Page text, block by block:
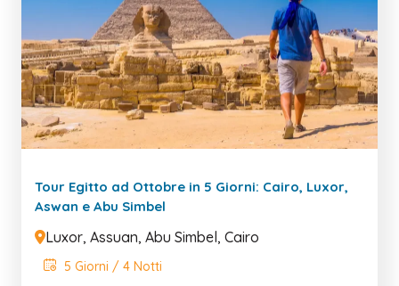
Tour Egitto ad Ottobre in 5 Giorni: Cairo, Luxor,
Aswan e Abu Simbel
Luxor, Assuan, Abu Simbel, Cairo
5 Giorni / 4 Notti